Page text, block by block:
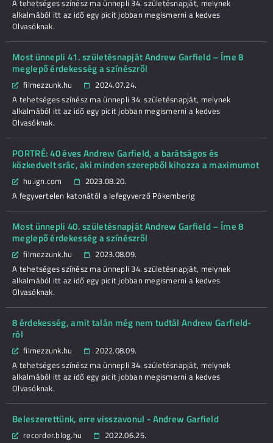
A tehetséges színész ma ünnepli 34. születésnapját, melynek
alkalmából itt az idő egy picit jobban megismerni a kedves
Olvasóknak.
Most ünnepli 41. születésnapját Andrew Garfield – Íme 8
meglepő érdekesség a színészről
filmezzunk.hu
2024.07.24.
A tehetséges színész ma ünnepli 34. születésnapját, melynek
alkalmából itt az idő egy picit jobban megismerni a kedves
Olvasóknak.
PORTRÉ: 40 éves Andrew Garfield, a barátságos és
közkedvelt srác, aki minden szerepből kihozza a maximumot
hu.ign.com
2023.08.20.
A fegyvertelen katonától a lefegyverző Pókemberig
Most ünnepli 40. születésnapját Andrew Garfield – Íme 8
meglepő érdekesség a színészről
filmezzunk.hu
2023.08.09.
A tehetséges színész ma ünnepli 34. születésnapját, melynek
alkalmából itt az idő egy picit jobban megismerni a kedves
Olvasóknak.
8 érdekesség, amit talán még nem tudtál Andrew Garfield-
ról
filmezzunk.hu
2022.08.09.
A tehetséges színész ma ünnepli 34. születésnapját, melynek
alkalmából itt az idő egy picit jobban megismerni a kedves
Olvasóknak.
Beleszerettünk, erre visszavonul - Andrew Garfield
recorder.blog.hu
2022.06.25.